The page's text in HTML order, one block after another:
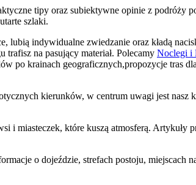
tipy oraz subiektywne opinie z
szlaki.
indywidualne zwiedzanie oraz kładą
na pasujący materiał. Polecamy Noclegi i
po krainach geograficznych,propozycje tras
kierunków, w centrum uwagi jest
miasteczek, które kuszą atmosferą. Artykuły
o dojeździe, strefach postoju, miejscach